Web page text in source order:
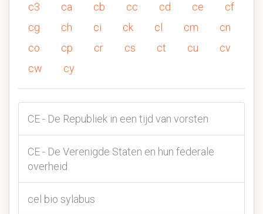
c3 ca cb cc cd ce
cf
cg
ch ci ck cl cm
cn
co
cp cr cs ct cu
cv
cw
cy
CE - De Republiek in een tijd van vorsten
CE - De Verenigde Staten en hun federale
overheid
cel bio sylabus